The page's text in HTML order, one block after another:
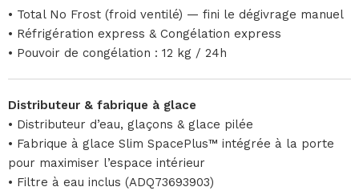
• Total No Frost (froid ventilé) — fini le dégivrage manuel
• Réfrigération express & Congélation express
• Pouvoir de congélation : 12 kg / 24h
Distributeur & fabrique à glace
• Distributeur d’eau, glaçons & glace pilée
• Fabrique à glace Slim SpacePlus™ intégrée à la porte
pour maximiser l’espace intérieur
• Filtre à eau inclus (ADQ73693903)